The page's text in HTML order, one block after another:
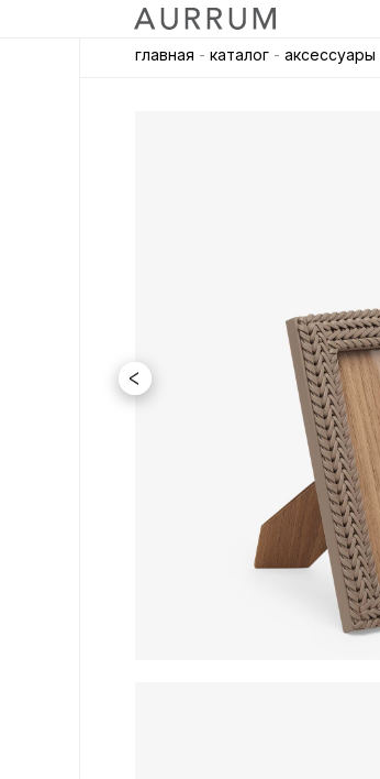
главная - каталог - аксессуары